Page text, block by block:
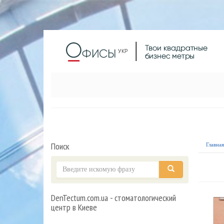
Поиск
DenTectum.com.ua - стоматологический
центр в Киеве